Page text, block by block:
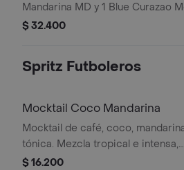
Mandarina MD y 1 Blue Curazao
MD. Personalízalas pidiéndolas con
$ 32.400
Spritz Futboleros
Mocktail Coco Mandarina
Mocktail de café, coco,
tónica. Mezcla tropical e intensa,
perfecta para disfrutar el fútbol
$ 16.200